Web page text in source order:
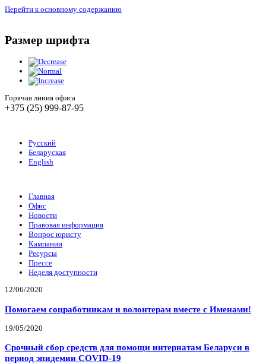
Перейти к основному содержанию
Размер шрифта
Горячая линия офиса
+375 (25) 999-87-95
Русский
Беларуская
English
Главная
Офис
Новости
Правовая информация
Вопрос юристу
Кампании
Ресурсы
Прессе
Неделя доступности
12/06/2020
Помогаем соцработникам и волонтерам вместе с Именами!
19/05/2020
Срочный сбор средств для помощи интернатам Беларуси в
период эпидемии COVID-19